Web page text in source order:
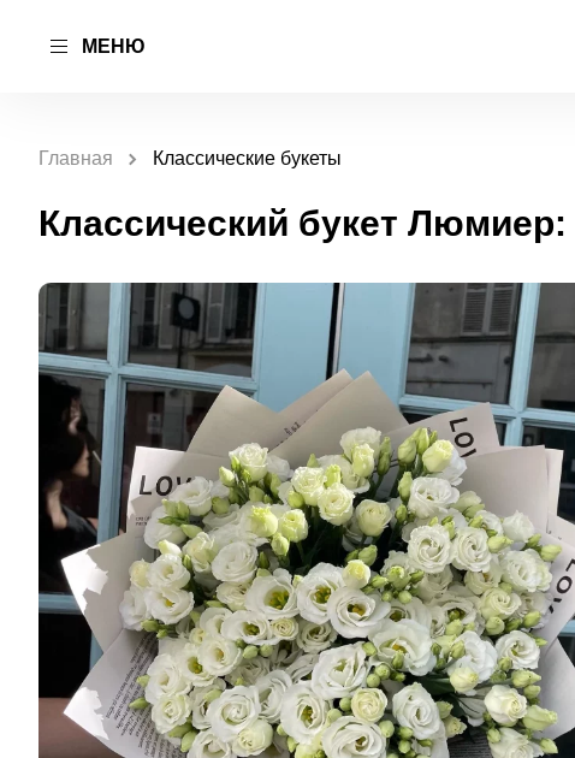
МЕНЮ
Главная Классические букеты
Классический букет Люмиер: